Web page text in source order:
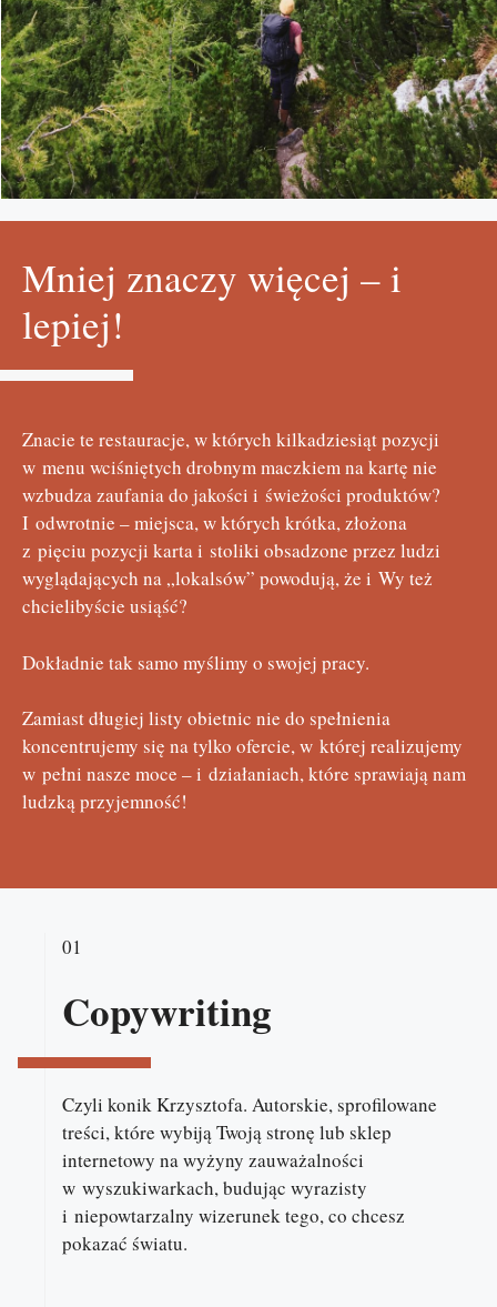
Mniej znaczy więcej – i
lepiej!
Znacie te restauracje, w których kilkadziesiąt pozycji
w menu wciśniętych drobnym maczkiem na kartę nie
wzbudza zaufania do jakości i świeżości produktów?
I odwrotnie – miejsca, w których krótka, złożona
z pięciu pozycji karta i stoliki obsadzone przez ludzi
wyglądających na „lokalsów” powodują, że i Wy też
chcielibyście usiąść?
Dokładnie tak samo myślimy o swojej pracy.
Zamiast długiej listy obietnic nie do spełnienia
koncentrujemy się na tylko ofercie, w której realizujemy
w pełni nasze moce – i działaniach, które sprawiają nam
ludzką przyjemność!
01
Copywriting
Czyli konik Krzysztofa. Autorskie, sprofilowane
treści, które wybiją Twoją stronę lub sklep
internetowy na wyżyny zauważalności
w wyszukiwarkach, budując wyrazisty
i niepowtarzalny wizerunek tego, co chcesz
pokazać światu.